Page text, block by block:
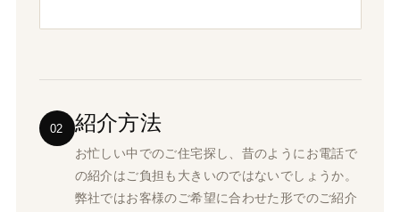
02 紹介方法
お忙しい中でのご住宅探し、昔のようにお電話で
の紹介はご負担も大きいのではないでしょうか。
弊社ではお客様のご希望に合わせた形でのご紹介